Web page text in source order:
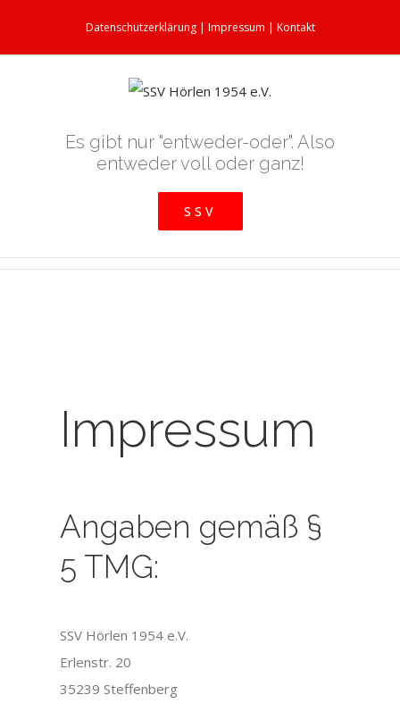
Datenschutzerklärung| Impressum | Kontakt
Es gibt nur "entweder-oder". Also
entweder voll oder ganz!
SSV
Impressum
Angaben gemäß §
5 TMG:
SSV Hörlen 1954 e.V.
Erlenstr. 20
35239 Steffenberg